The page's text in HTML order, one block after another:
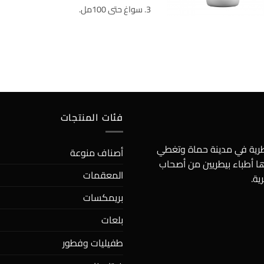
سواغ حتى 100مل.
في مدينة حماة وتغطي
أطباء بيطريين من أصحاب
فئات المنتجات
أصناف منوعة
المعقمات
بريمكسات
بلعات
طفيليات وفطور